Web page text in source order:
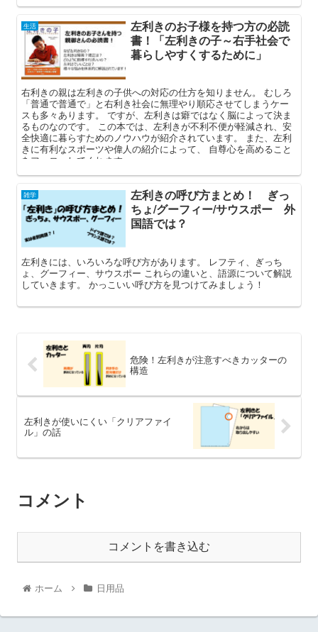
生活
左利きのお子様を持つ方の必読
書！「左利きの子～右手社会で
暮らしやすくするために」
右利きの親は左利きの子供への対応の仕方を知りません。 むしろ
「普通で普通で」と右利き社会に無理やり順応させてしまうケー
スも多々あります。 ですが、左利きは癖ではなく脳によって決ま
るものなのです。 この本では、左利きが不利不便が軽減され、安
全快適に暮らすためのノウハウが紹介されています。 また、左利
きに有利なスポーツや偉人の紹介によって、 自尊心を高めること
をフォローしてくれます。
雑学
左利きの呼び方まとめ！ ぎっ
ちょ/グーフィー/サウスポー 外
国語では？
左利きには、いろいろな呼び方があります。 レフティ、ぎっち
ょ、グーフィー、サウスポー これらの違いと、語源について解説
していきます。 かっこいい呼び方を見つけてみましょう！
危険！左利きが注意すべきカッターの
構造
左利きが使いにくい「クリアファイ
ル」の話
コメント
コメントを書き込む
ホーム 日用品